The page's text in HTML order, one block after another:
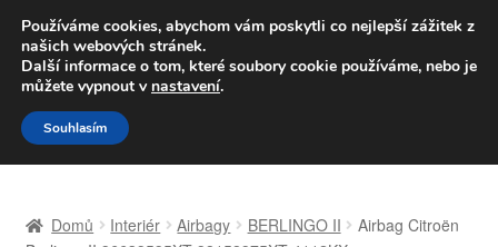
DOPRAVA od 139,-Kč
Volejte po-pá 9-16 704 494 494
Přeskočit
na
navigaci
Přejít
k
obsahu
Domů Interiér Airbagy BERLINGO II
Airbag Citroën
Používáme cookies, abychom vám poskytli co nejlepší zážitek z
našich webových stránek.
Další informace o tom, které soubory cookie používáme, nebo je
můžete vypnout v nastavení.
Souhlasím